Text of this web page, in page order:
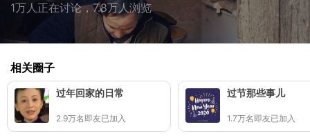
1万人正在讨论，7.8万人浏览
相关圈子
过年回家的日常
2.9万名即友已加入
过节那些事儿
1.7万名即友已加入